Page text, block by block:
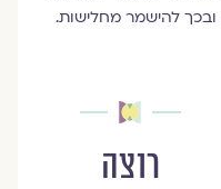
ובכך להישמר מחלישות.
רוצה